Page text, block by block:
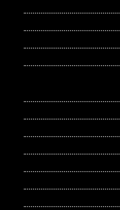
المؤجلة تحدي الإرهاب في غرب
من الجذور إلى الحاضر
الصراعات وشبكات السلاح العالمية